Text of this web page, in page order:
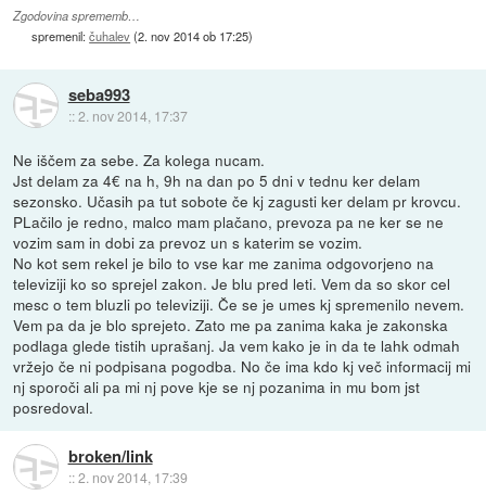
Zgodovina sprememb…
spremenil:čuhalev(2. nov 2014 ob 17:25)
seba993
::2. nov 2014, 17:37
Ne iščem za sebe. Za kolega nucam.
Jst delam za 4€ na h, 9h na dan po 5 dni v tednu ker delam
sezonsko. Učasih pa tut sobote če kj zagusti ker delam pr krovcu.
PLačilo je redno, malco mam plačano, prevoza pa ne ker se ne
vozim sam in dobi za prevoz un s katerim se vozim.
No kot sem rekel je bilo to vse kar me zanima odgovorjeno na
televiziji ko so sprejel zakon. Je blu pred leti. Vem da so skor cel
mesc o tem bluzli po televiziji. Če se je umes kj spremenilo nevem.
Vem pa da je blo sprejeto. Zato me pa zanima kaka je zakonska
podlaga glede tistih uprašanj. Ja vem kako je in da te lahk odmah
vržejo če ni podpisana pogodba. No če ima kdo kj več informacij mi
nj sporoči ali pa mi nj pove kje se nj pozanima in mu bom jst
posredoval.
broken/link
::2. nov 2014, 17:39